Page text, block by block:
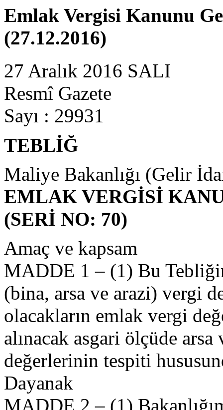
Emlak Vergisi Kanunu
(27.12.2016)
27 Aralık 2016 SALI
Resmî Gazete
Sayı : 29931
TEBLİĞ
Maliye Bakanlığı (Gelir
EMLAK VERGİSİ
(SERİ NO: 70)
Amaç ve kapsam
MADDE 1 – (1) Bu
(bina, arsa ve arazi) vergi
olacakların emlak vergi
alınacak asgari ölçüde
değerlerinin tespiti
Dayanak
MADDE 2 – (1)